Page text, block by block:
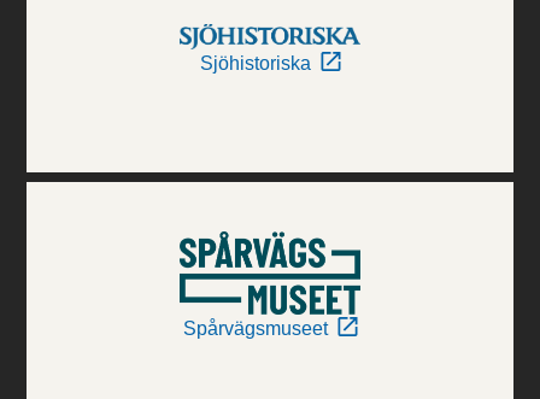
Sjöhistoriska
Spårvägsmuseet